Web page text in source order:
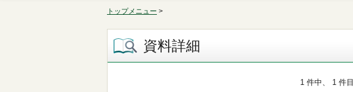
トップメニュー >
資料詳細
1 件中、 1 件目